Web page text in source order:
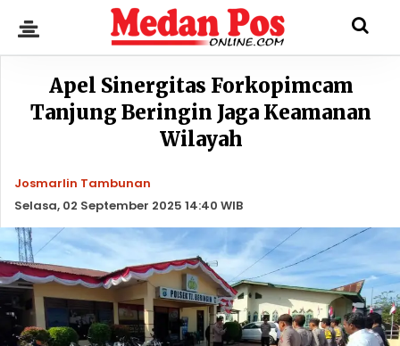
Apel Sinergitas Forkopimcam
Tanjung Beringin Jaga Keamanan
Wilayah
Josmarlin Tambunan
Selasa, 02 September 2025 14:40 WIB